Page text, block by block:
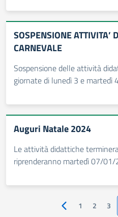
SOSPENSIONE ATTIVITA’
CARNEVALE
Sospensione delle attività
giornate di lunedì 3 e martedì
Auguri Natale 2024
Le attività didattiche
riprenderanno martedì 07/01/
Pagina precedente
1 2 3